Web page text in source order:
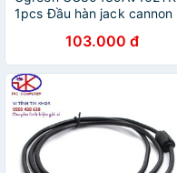
1pcs Đầu hàn jack cannon
103.000 đ